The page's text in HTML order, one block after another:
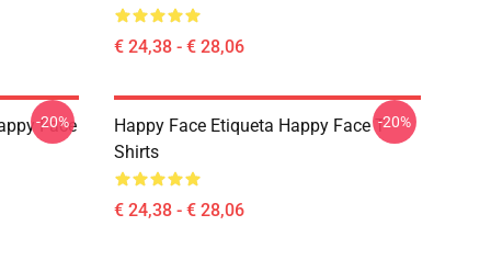
€ 24,38 - € 28,06
Face
-20%
Happy Face Etiqueta Happy Face T-
Shirts
€ 24,38 - € 28,06
-20%